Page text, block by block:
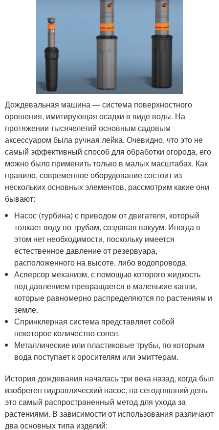
Дождевальная машина — система поверхностного
орошения, имитирующая осадки в виде воды. На
протяжении тысячелетий основным садовым
аксессуаром была ручная лейка. Очевидно, что это не
самый эффективный способ для обработки огорода, его
можно было применить только в малых масштабах. Как
правило, современное оборудование состоит из
нескольких основных элементов, рассмотрим какие они
бывают:
Насос (турбина) с приводом от двигателя, который
толкает воду по трубам, создавая вакуум. Иногда в
этом нет необходимости, поскольку имеется
естественное давление от резервуара,
расположенного на высоте, либо водопровода.
Асперсор механизм, с помощью которого жидкость
под давлением превращается в маленькие капли,
которые равномерно распределяются по растениям и
земле.
Спринклерная система представляет собой
некоторое количество сопел.
Металлические или пластиковые трубы, по которым
вода поступает к оросителям или эмиттерам.
История дождевания началась три века назад, когда был
изобретен гидравлический насос, на сегодняшний день
это самый распространенный метод для ухода за
растениями. В зависимости от использования различают
два основных типа изделий: